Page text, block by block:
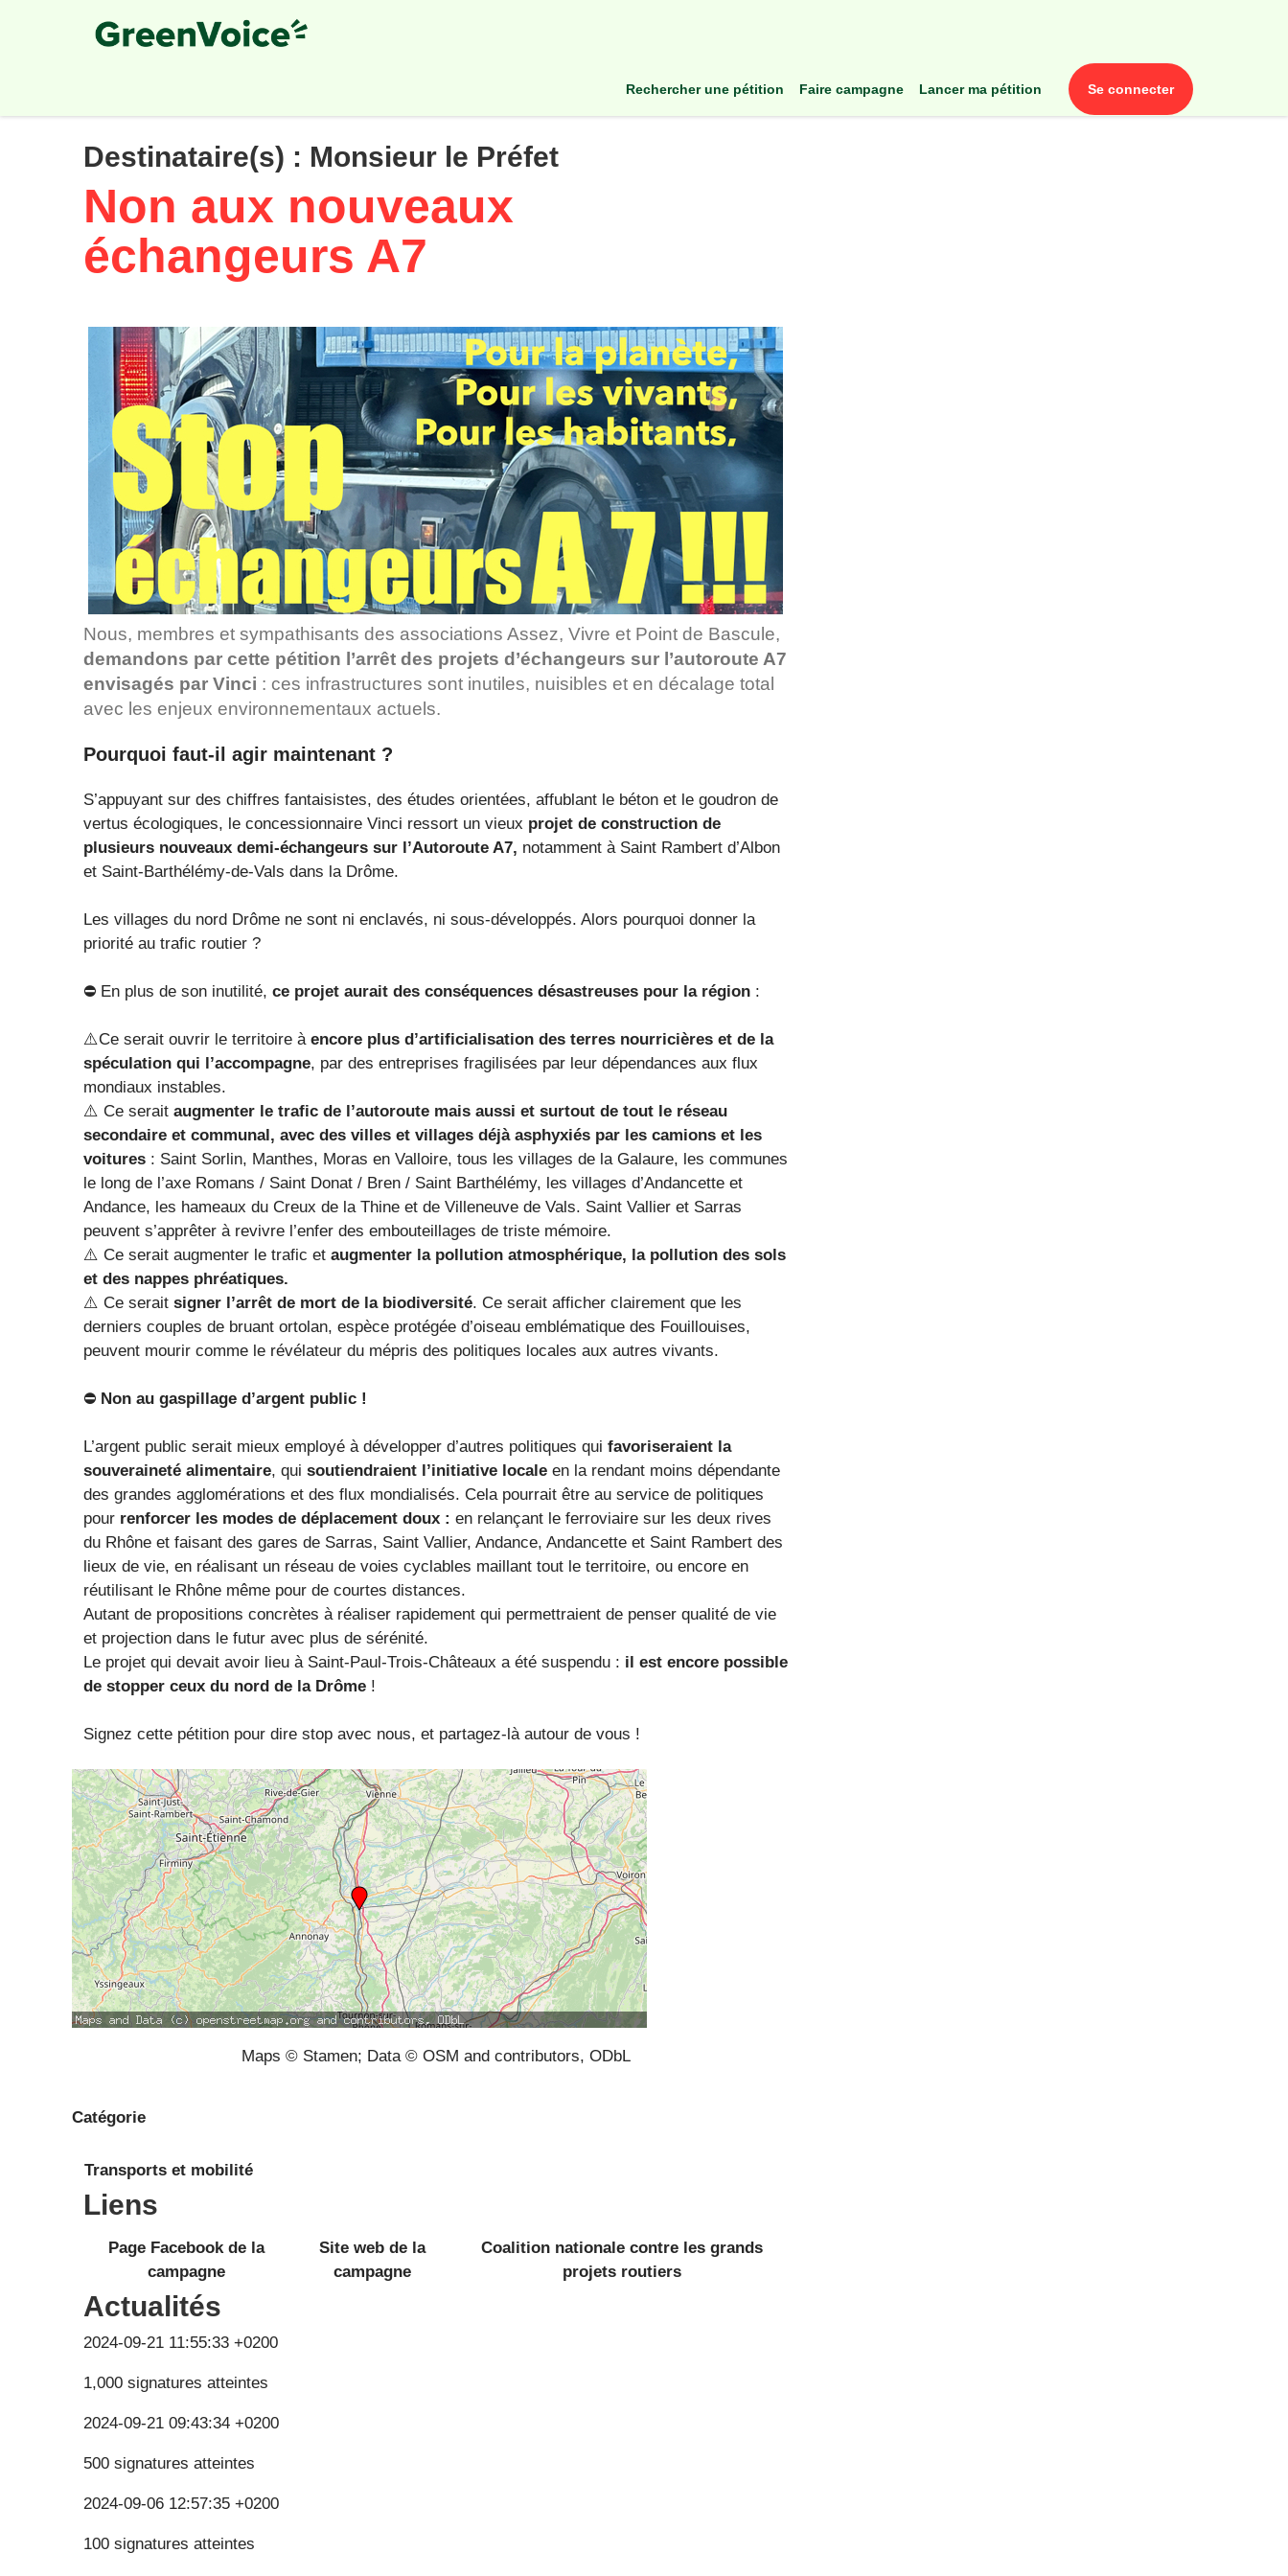
rechercher une pétition faire campagne lancer ma pétition se connecter
Destinataire(s) : Monsieur le Préfet
Non aux nouveaux
échangeurs A7
Nous, membres et sympathisants des associations Assez, Vivre et Point de Bascule,
demandons par cette pétition l’arrêt des projets d’échangeurs sur l’autoroute A7
envisagés par Vinci : ces infrastructures sont inutiles, nuisibles et en décalage total
avec les enjeux environnementaux actuels.
Pourquoi faut-il agir maintenant ?
S’appuyant sur des chiffres fantaisistes, des études orientées, affublant le béton et le goudron de
vertus écologiques, le concessionnaire Vinci ressort un vieux projet de construction de
plusieurs nouveaux demi-échangeurs sur l’Autoroute A7, notamment à Saint Rambert d’Albon
et Saint-Barthélémy-de-Vals dans la Drôme.
Les villages du nord Drôme ne sont ni enclavés, ni sous-développés. Alors pourquoi donner la
priorité au trafic routier ?
⛔ En plus de son inutilité, ce projet aurait des conséquences désastreuses pour la région :
⚠️Ce serait ouvrir le territoire à encore plus d’artificialisation des terres nourricières et de la
spéculation qui l’accompagne, par des entreprises fragilisées par leur dépendances aux flux
mondiaux instables.
⚠️ Ce serait augmenter le trafic de l’autoroute mais aussi et surtout de tout le réseau
secondaire et communal, avec des villes et villages déjà asphyxiés par les camions et les
voitures : Saint Sorlin, Manthes, Moras en Valloire, tous les villages de la Galaure, les communes
le long de l’axe Romans / Saint Donat / Bren / Saint Barthélémy, les villages d’Andancette et
Andance, les hameaux du Creux de la Thine et de Villeneuve de Vals. Saint Vallier et Sarras
peuvent s’apprêter à revivre l’enfer des embouteillages de triste mémoire.
⚠️ Ce serait augmenter le trafic et augmenter la pollution atmosphérique, la pollution des sols
et des nappes phréatiques.
⚠️ Ce serait signer l’arrêt de mort de la biodiversité. Ce serait afficher clairement que les
derniers couples de bruant ortolan, espèce protégée d’oiseau emblématique des Fouillouises,
peuvent mourir comme le révélateur du mépris des politiques locales aux autres vivants.
⛔ Non au gaspillage d’argent public !
L’argent public serait mieux employé à développer d’autres politiques qui favoriseraient la
souveraineté alimentaire, qui soutiendraient l’initiative locale en la rendant moins dépendante
des grandes agglomérations et des flux mondialisés. Cela pourrait être au service de politiques
pour renforcer les modes de déplacement doux : en relançant le ferroviaire sur les deux rives
du Rhône et faisant des gares de Sarras, Saint Vallier, Andance, Andancette et Saint Rambert des
lieux de vie, en réalisant un réseau de voies cyclables maillant tout le territoire, ou encore en
réutilisant le Rhône même pour de courtes distances.
Autant de propositions concrètes à réaliser rapidement qui permettraient de penser qualité de vie
et projection dans le futur avec plus de sérénité.
Le projet qui devait avoir lieu à Saint-Paul-Trois-Châteaux a été suspendu : il est encore possible
de stopper ceux du nord de la Drôme !
Signez cette pétition pour dire stop avec nous, et partagez-là autour de vous !
Maps © Stamen; Data © OSM and contributors, ODbL
Catégorie
Transports et mobilité
Liens
Page Facebook de la
campagne
Site web de la
campagne
Coalition nationale contre les grands
projets routiers
Actualités
2024-09-21 11:55:33 +0200
1,000 signatures atteintes
2024-09-21 09:43:34 +0200
500 signatures atteintes
2024-09-06 12:57:35 +0200
100 signatures atteintes